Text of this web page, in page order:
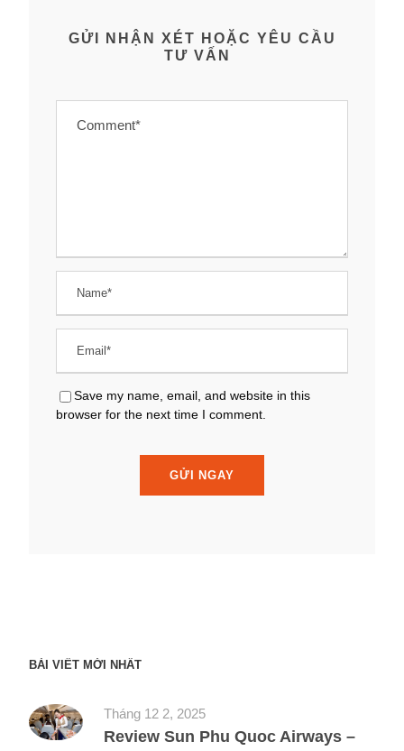
GỬI NHẬN XÉT HOẶC YÊU CẦU
TƯ VẤN
Save my name, email, and website in this
browser for the next time I comment.
BÀI VIẾT MỚI NHẤT
Tháng 12 2, 2025
Review Sun Phu Quoc Airways –